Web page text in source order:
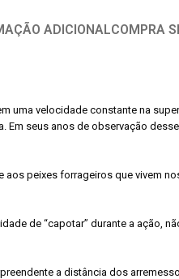
ADICIONALCOMPRA
uma velocidade constante na
seus anos de observação
peixes forrageiros que vivem
de “capotar” durante a ação,
a distância dos